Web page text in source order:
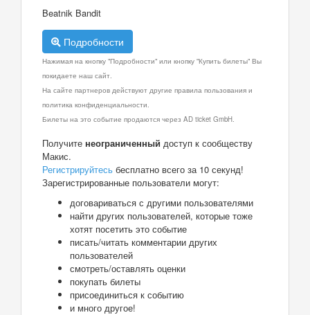
Beatnik Bandit
Подробности
Нажимая на кнопку "Подробности" или кнопку "Купить билеты" Вы
покидаете наш сайт.
На сайте партнеров действуют другие правила пользования и
политика конфиденциальности.
Билеты на это событие продаются через AD ticket GmbH.
Получите неограниченный доступ к сообществу
Макис.
Регистрируйтесь бесплатно всего за 10 секунд!
Зарегистрированные пользователи могут:
договариваться с другими пользователями
найти других пользователей, которые тоже
хотят посетить это событие
писать/читать комментарии других
пользователей
смотреть/оставлять оценки
покупать билеты
присоединиться к событию
и много другое!